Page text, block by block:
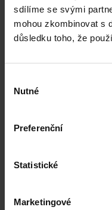
sdílíme se svými
mohou zkombinovat s
důsledku toho, že
souhlasu
Nutné
Preferenční
Statistické
Marketingové
Právní portál, jehož cílovou
profesionálové a zástupci